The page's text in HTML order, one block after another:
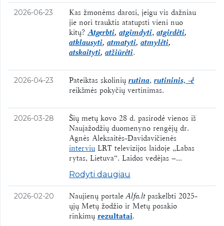
2026-06-23
Kas žmonėms darosi, jeigu vis dažniau
jie nori trauktis atatupsti vieni nuo
kitų?Atgerbti, atgimdyti, atgirdėti,
atklausyti, atmatyti, atmylėti,
atskaityti, atžiūrėti.​
2026-04-23 Pateiktas skolinių rutina, rutininis, -ė
reikšmės pokyčių vertinimas.
2026-03-28
Šių metų kovo 28 d. pasirodė vienos iš
Naujažodžių duomenyno rengėjų dr.
Agnės Aleksaitės-Davidavičienės
interviu LRT televizijos laidoje „Labas
rytas, Lietuva“. Laidos vedėjas –...
Rodyti daugiau
2026-02-20 Naujienų portaleAlfa.ltpaskelbti 2025-
ųjų Metų žodžio ir Metų posakio
rinkimų rezultatai.